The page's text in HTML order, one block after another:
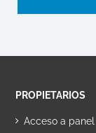
PROPIETARIOS
Acceso a panel